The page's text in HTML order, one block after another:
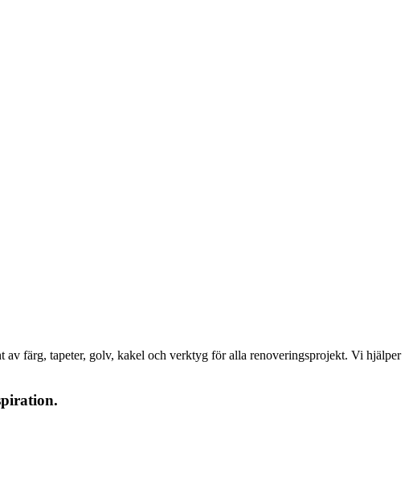
färg, tapeter, golv, kakel och verktyg för alla renoveringsprojekt. Vi hjälper